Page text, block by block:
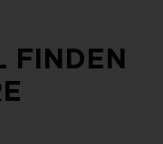
FINDEN